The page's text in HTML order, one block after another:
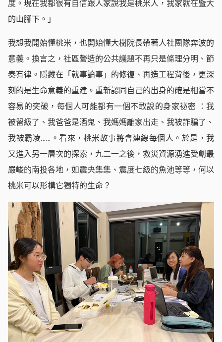
度。現在我都很有自信跟人家說我是桃米人，我家就在暨大
的山腳下。」
我想我開始懂桃米，也開始懂大樹院長帶著人社團隊奔波的
意義。換言之，社區營造的公共議題不再只是條理分明、節
奏有律。隱藏在「就事論事」的修復、再造工程背後，更深
刻的是生命意義的重建。重新認同自己的出身的確是相當不
容易的突破，每個人可能都有一個不敢說的身家祕密 ：我
被留級了、我爸爸是酒鬼、我媽媽離家出走、我被詐騙了、
我被霸凌……。看來，桃米故事將會連線每個人。於是，我
又進入另一層次的探索，九二一之後，救災資源湧進受創最
嚴峻的南投各地，如震央集集、震度七級的魚池等等，何以
桃米可以形構它獨特的生命？